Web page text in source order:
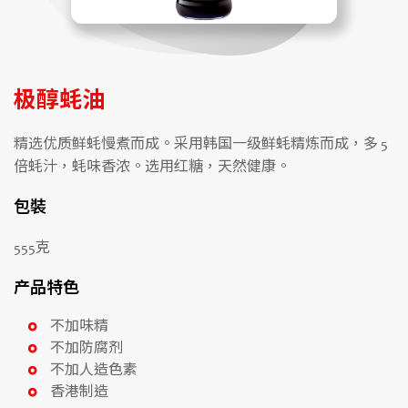
极醇蚝油
精选优质鲜蚝慢煮而成。采用韩国一级鲜蚝精炼而成，多 5
倍蚝汁，蚝味香浓。选用红糖，天然健康。
包裝
555克
产品特色
不加味精
不加防腐剂
不加人造色素
香港制造